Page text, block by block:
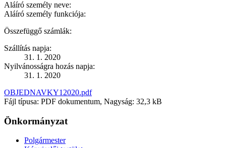
Aláíró személy neve:
Aláíró személy funkciója:
Összefüggő számlák:
Szállítás napja:
31. 1. 2020
Nyilvánosságra hozás napja:
31. 1. 2020
OBJEDNAVKY12020.pdf
Fájl típusa: PDF dokumentum, Nagyság: 32,3 kB
Önkormányzat
Polgármester